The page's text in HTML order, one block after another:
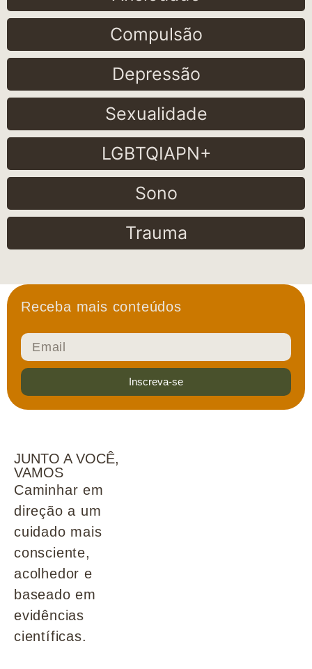
Compulsão
Depressão
Sexualidade
LGBTQIAPN+
Sono
Trauma
Receba mais conteúdos
Inscreva-se
JUNTO A VOCÊ,
VAMOS
Caminhar em
direção a um
cuidado mais
consciente,
acolhedor e
baseado em
evidências
científicas.